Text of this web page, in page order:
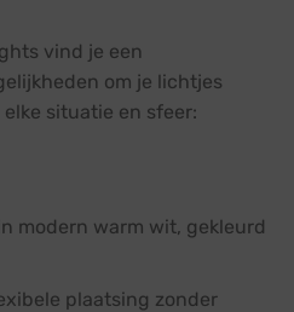
vind je een
om je lichtjes
situatie en sfeer:
modern warm wit, gekleurd
plaatsing zonder